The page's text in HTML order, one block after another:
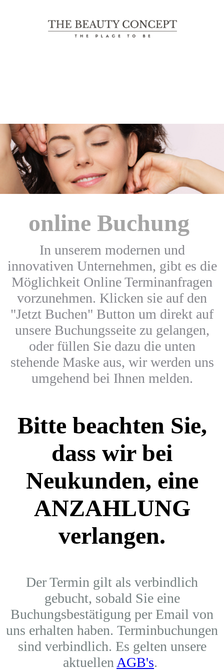
online Buchung
In unserem modernen und
innovativen Unternehmen, gibt es die
Möglichkeit Online Terminanfragen
vorzunehmen. Klicken sie auf den
"Jetzt Buchen" Button um direkt auf
unsere Buchungsseite zu gelangen,
oder füllen Sie dazu die unten
stehende Maske aus, wir werden uns
umgehend bei Ihnen melden.
Bitte beachten Sie,
dass wir bei
Neukunden, eine
ANZAHLUNG
verlangen.
Der Termin gilt als verbindlich
gebucht, sobald Sie eine
Buchungsbestätigung per Email von
uns erhalten haben. Terminbuchungen
sind verbindlich. Es gelten unsere
aktuellen AGB's.